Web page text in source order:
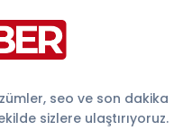
seo ve son dakika
sizlere ulaştırıyoruz.